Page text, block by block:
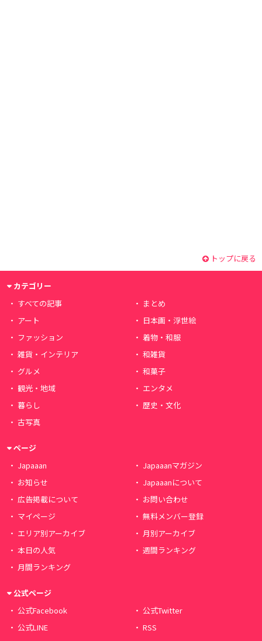
トップに戻る
カテゴリー
すべての記事
まとめ
アート
日本画・浮世絵
ファッション
着物・和服
雑貨・インテリア
和雑貨
グルメ
和菓子
観光・地域
エンタメ
暮らし
歴史・文化
古写真
ページ
Japaaan
Japaaanマガジン
お知らせ
Japaaanについて
広告掲載について
お問い合わせ
マイページ
無料メンバー登録
エリア別アーカイブ
月別アーカイブ
本日の人気
週間ランキング
月間ランキング
公式ページ
公式Facebook
公式Twitter
公式LINE
RSS